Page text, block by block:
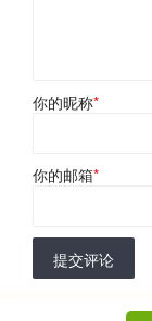
你的昵称*
你的邮箱*
提交评论